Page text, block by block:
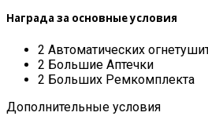
Награда за основные условия
2 Автоматических
2 Большие Аптечки
2 Больших Ремкомплекта
Дополнительные условия